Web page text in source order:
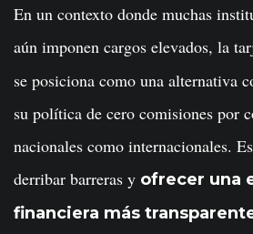
En un contexto donde muchas
aún imponen cargos elevados, la
se posiciona como una alternativa
su política de cero comisiones por
nacionales como internacionales.
derribar barreras y ofrecer una
financiera más